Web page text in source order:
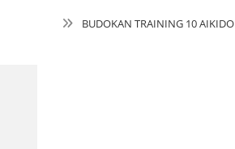
BUDOKAN TRAINING 10 AIKIDO